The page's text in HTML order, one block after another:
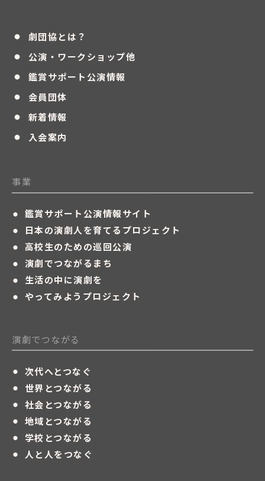
・ 劇団協とは？
・ 公演・ワークショップ他
・ 鑑賞サポート公演情報
・ 会員団体
・ 新着情報
・ 入会案内
事業
・ 鑑賞サポート公演情報サイト
・ 日本の演劇人を育てるプロジェクト
・ 高校生のための巡回公演
・ 演劇でつながるまち
・ 生活の中に演劇を
・ やってみようプロジェクト
演劇でつながる
・ 次代へとつなぐ
・ 世界とつながる
・ 社会とつながる
・ 地域とつながる
・ 学校とつながる
・ 人と人をつなぐ